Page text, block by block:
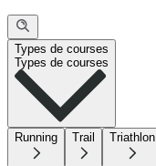
Types de courses
Types de courses
Running Trail Triathlon